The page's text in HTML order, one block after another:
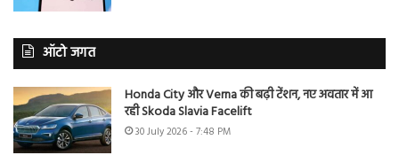
ऑटो जगत
Honda City और Verna की बढ़ी टेंशन, नए अवतार में आ
रही Skoda Slavia Facelift
30 July 2026 - 7:48 PM